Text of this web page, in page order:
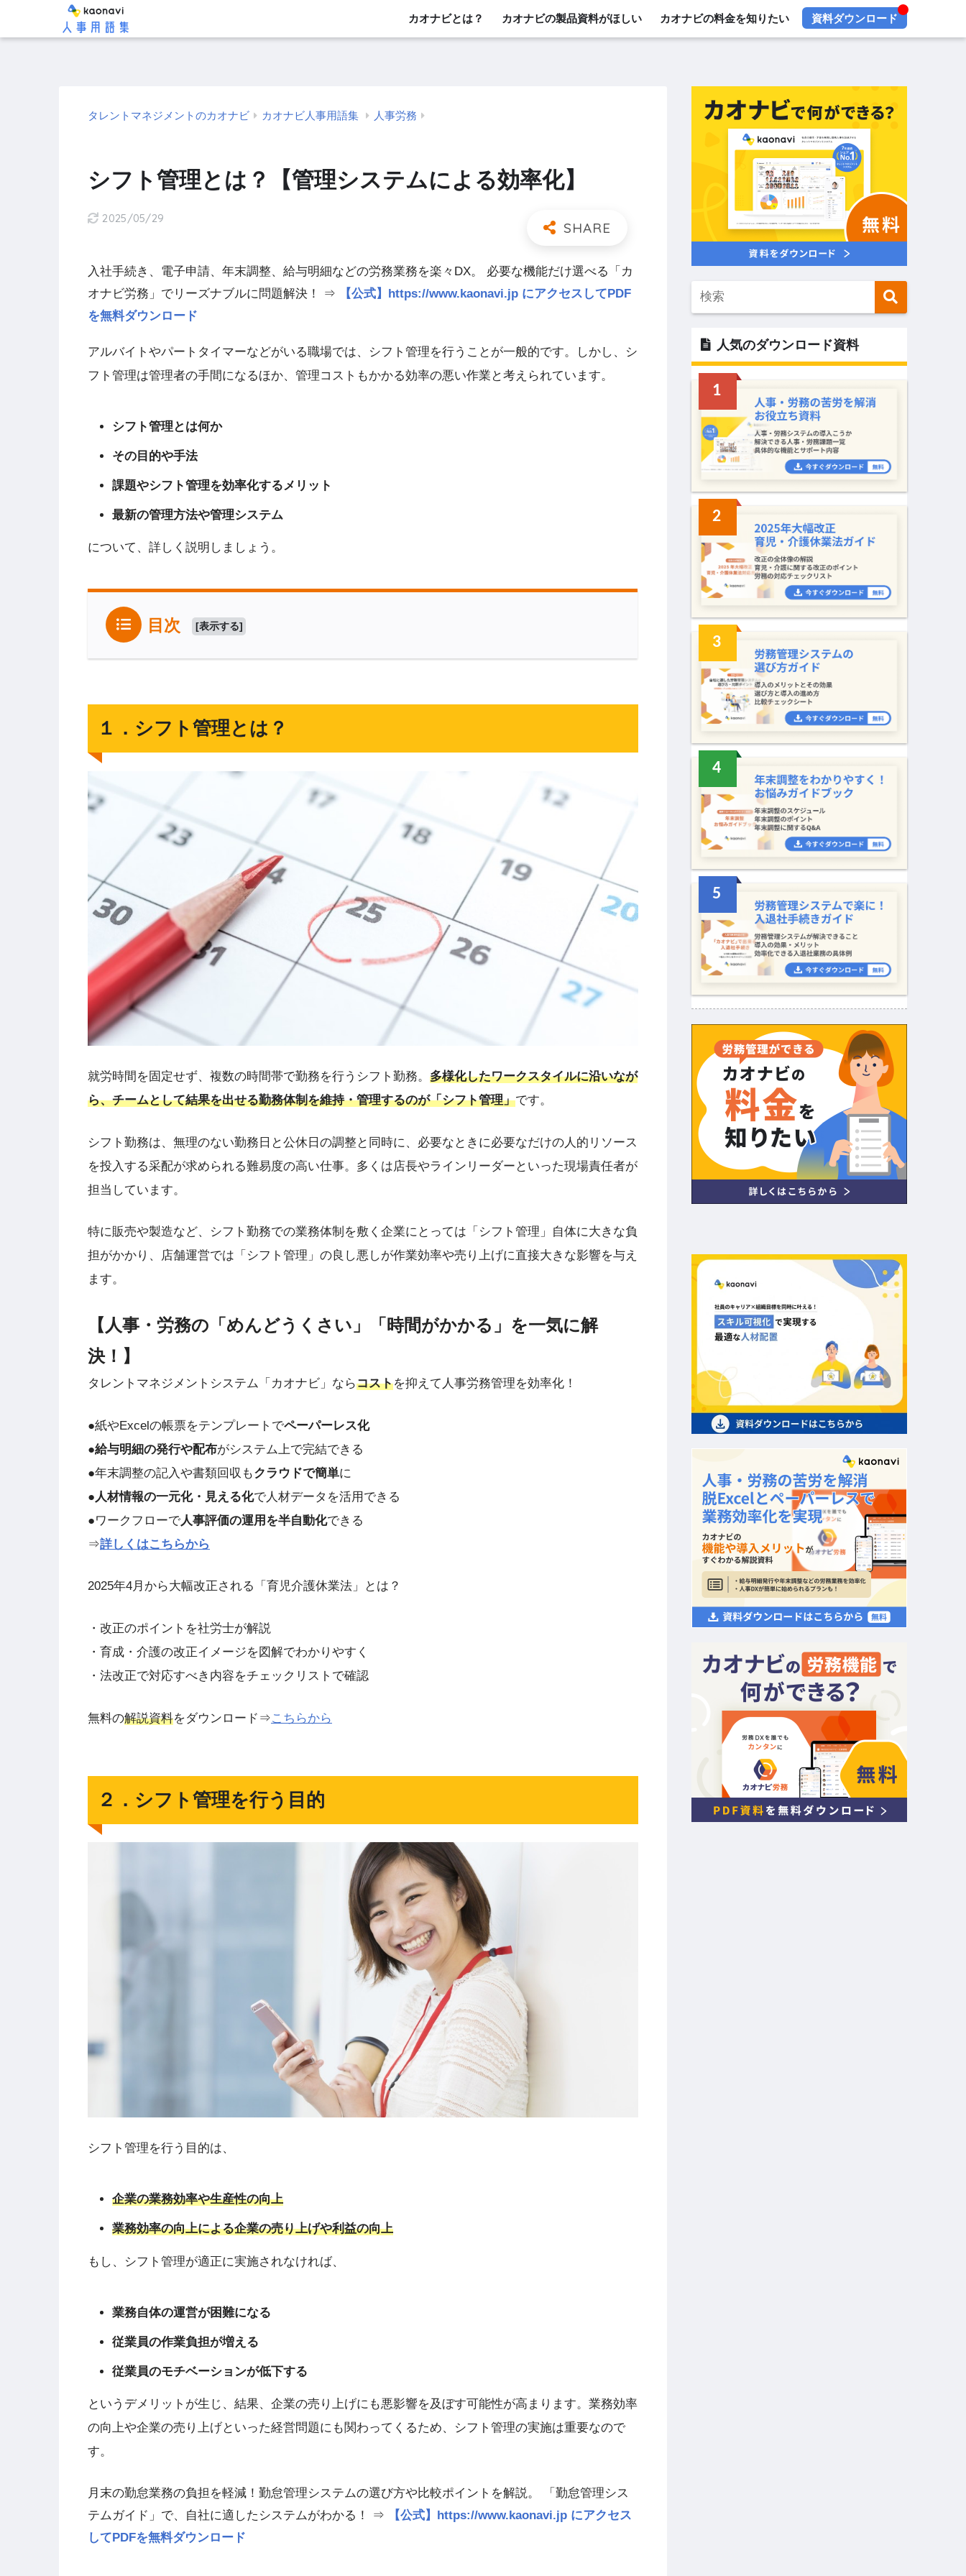
カオナビとは？ カオナビの製品資料がほしい カオナビの料金を知りたい 資料ダウンロード
タレントマネジメントのカオナビ カオナビ人事用語集 人事労務
シフト管理とは？【管理システムによる効率化】
2025/05/29
入社手続き、電子申請、年末調整、給与明細などの労務業務を楽々DX。 必要な機能だけ選べる「カ
オナビ労務」でリーズナブルに問題解決！ ⇒
【公式】https://www.kaonavi.jp にアクセスしてPDF
を無料ダウンロード
アルバイトやパートタイマーなどがいる職場では、シフト管理を行うことが一般的です。しかし、シ
フト管理は管理者の手間になるほか、管理コストもかかる効率の悪い作業と考えられています。
シフト管理とは何か
その目的や手法
課題やシフト管理を効率化するメリット
最新の管理方法や管理システム
について、詳しく説明しましょう。
目次 [表示する]
１．シフト管理とは？
就労時間を固定せず、複数の時間帯で勤務を行うシフト勤務。 多様化したワークスタイルに沿いなが
ら、チームとして結果を出せる勤務体制を維持・管理するのが「シフト管理」です。
シフト勤務は、無理のない勤務日と公休日の調整と同時に、必要なときに必要なだけの人的リソース
を投入する采配が求められる難易度の高い仕事。多くは店長やラインリーダーといった現場責任者が
担当しています。
特に販売や製造など、シフト勤務での業務体制を敷く企業にとっては「シフト管理」自体に大きな負
担がかかり、店舗運営では「シフト管理」の良し悪しが作業効率や売り上げに直接大きな影響を与え
ます。
【人事・労務の「めんどうくさい」「時間がかかる」を一気に解
決！】
タレントマネジメントシステム「カオナビ」ならコストを抑えて人事労務管理を効率化！
●紙やExcelの帳票をテンプレートでペーパーレス化
●給与明細の発行や配布がシステム上で完結できる
●年末調整の記入や書類回収もクラウドで簡単に
● 人材情報の一元化・見える化で人材データを活用できる
●ワークフローで人事評価の運用を半自動化できる
⇒詳しくはこちらから
2025年4月から大幅改正される「育児介護休業法」とは？
・改正のポイントを社労士が解説
・育成・介護の改正イメージを図解でわかりやすく
・法改正で対応すべき内容をチェックリストで確認
無料の解説資料をダウンロード⇒こちらから
２．シフト管理を行う目的
シフト管理を行う目的は、
企業の業務効率や生産性の向上
業務効率の向上による企業の売り上げや利益の向上
もし、シフト管理が適正に実施されなければ、
業務自体の運営が困難になる
従業員の作業負担が増える
従業員のモチベーションが低下する
というデメリットが生じ、結果、企業の売り上げにも悪影響を及ぼす可能性が高まります。業務効率
の向上や企業の売り上げといった経営問題にも関わってくるため、シフト管理の実施は重要なので
す。
月末の勤怠業務の負担を軽減！勤怠管理システムの選び方や比較ポイントを解説。 「勤怠管理シス
テムガイド」で、自社に適したシステムがわかる！ ⇒
【公式】https://www.kaonavi.jp にアクセス
してPDFを無料ダウンロード
人気のダウンロード資料